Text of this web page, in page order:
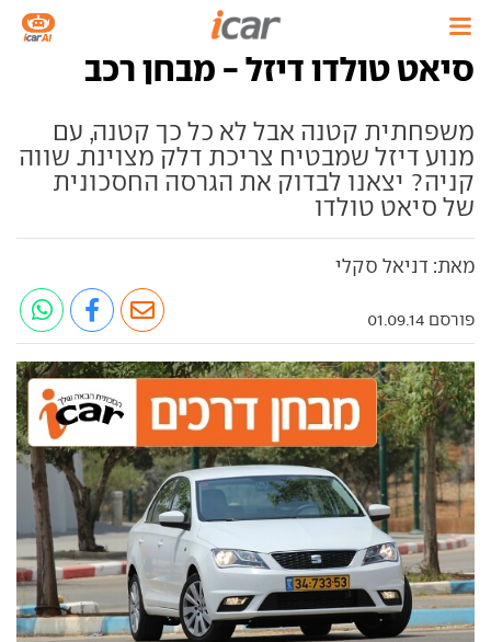
סיאט טולדו דיזל - מבחן רכב
משפחתית קטנה אבל לא כל כך קטנה, עם
מנוע דיזל שמבטיח צריכת דלק מצוינת. שווה
קניה? יצאנו לבדוק את הגרסה החסכונית
של סיאט טולדו
מאת: דניאל סקלי
פורסם 01.09.14